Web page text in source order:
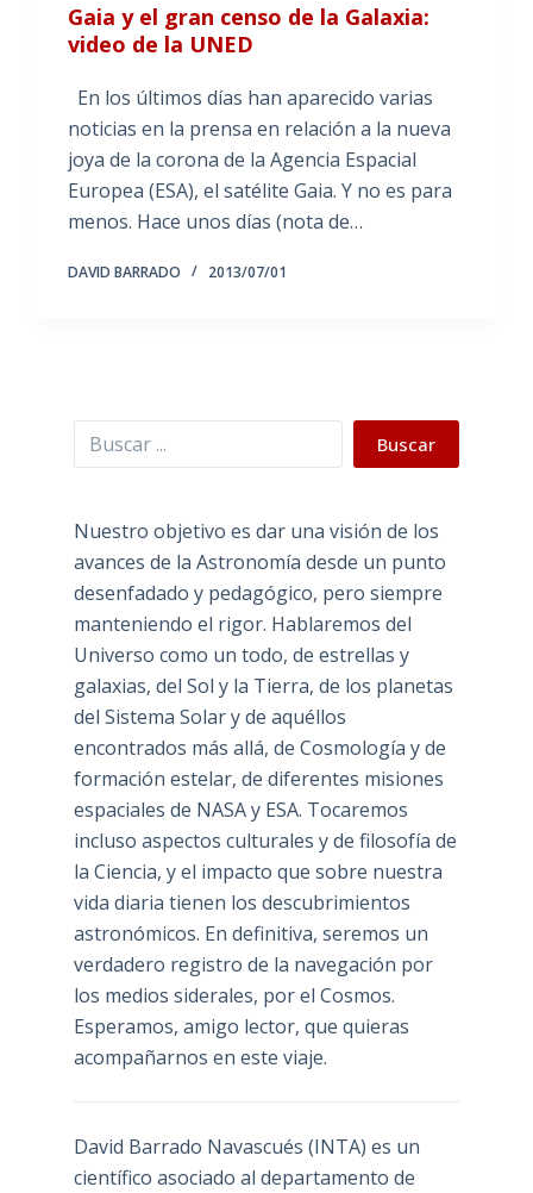
Gaia y el gran censo de la Galaxia:
video de la UNED
En los últimos días han aparecido varias
noticias en la prensa en relación a la nueva
joya de la corona de la Agencia Espacial
Europea (ESA), el satélite Gaia. Y no es para
menos. Hace unos días (nota de…
DAVID BARRADO 2013/07/01
Buscar Buscar
Nuestro objetivo es dar una visión de los
avances de la Astronomía desde un punto
desenfadado y pedagógico, pero siempre
manteniendo el rigor. Hablaremos del
Universo como un todo, de estrellas y
galaxias, del Sol y la Tierra, de los planetas
del Sistema Solar y de aquéllos
encontrados más allá, de Cosmología y de
formación estelar, de diferentes misiones
espaciales de NASA y ESA. Tocaremos
incluso aspectos culturales y de filosofía de
la Ciencia, y el impacto que sobre nuestra
vida diaria tienen los descubrimientos
astronómicos. En definitiva, seremos un
verdadero registro de la navegación por
los medios siderales, por el Cosmos.
Esperamos, amigo lector, que quieras
acompañarnos en este viaje.
David Barrado Navascués (INTA) es un
científico asociado al departamento de